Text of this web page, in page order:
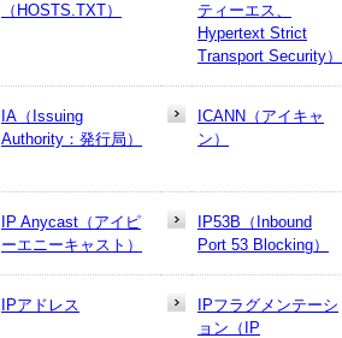
（HOSTS.TXT）
ティーエス、
Hypertext Strict
Transport Security）
IA（Issuing
Authority：発行局）
ICANN（アイキャ
ン）
IP Anycast（アイピ
ーエニーキャスト）
IP53B（Inbound
Port 53 Blocking）
IPアドレス
IPフラグメンテーシ
ョン（IP